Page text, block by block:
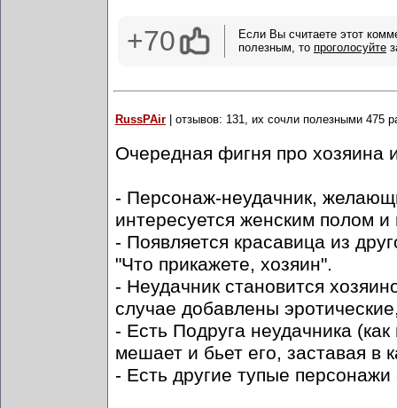
+70
Если Вы считаете этот
полезным, то проголосуйте
RussPAir | отзывов: 131, их сочли полезными 475
Очередная фигня про хозяина
- Персонаж-неудачник,
интересуется женским полом
- Появляется красавица из
"Что прикажете, хозяин".
- Неудачник становится
случае добавлены
- Есть Подруга неудачника
мешает и бьет его, заставая в
- Есть другие тупые